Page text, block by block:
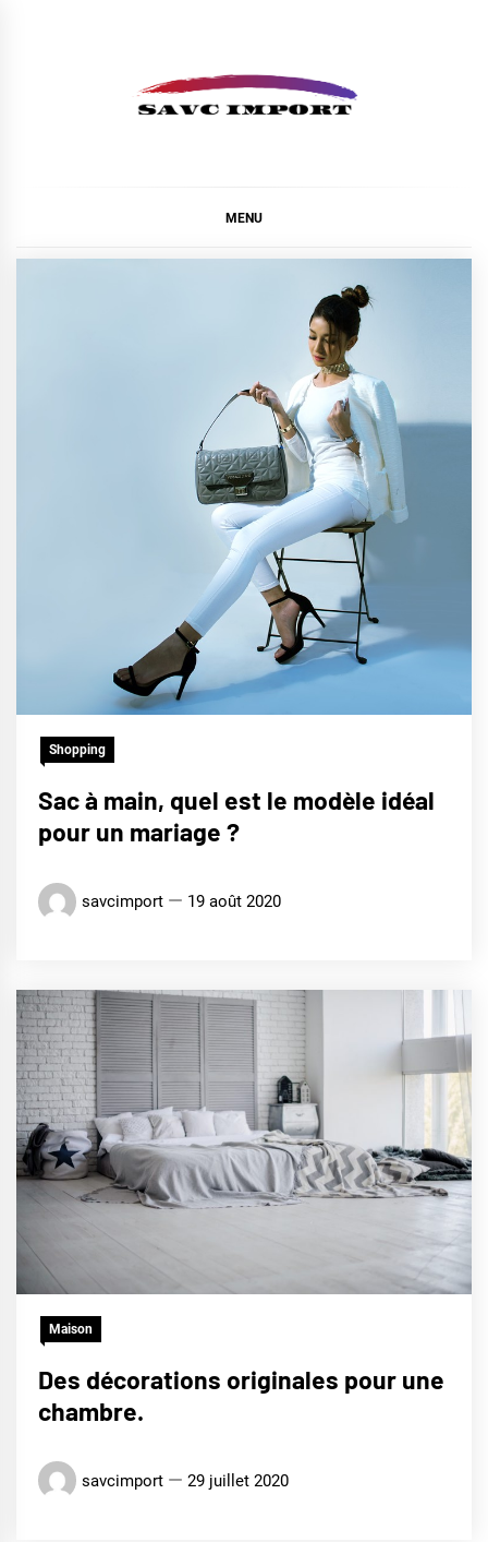
MENU
Shopping
Sac à main, quel est le modèle idéal
pour un mariage ?
savcimport 19 août 2020
Maison
Des décorations originales pour une
chambre.
savcimport 29 juillet 2020